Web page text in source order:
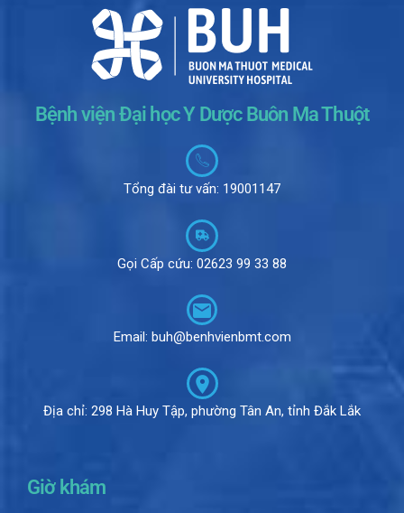
Bệnh viện Đại học Y Dược Buôn Ma Thuột
Tổng đài tư vấn: 19001147
Gọi Cấp cứu: 02623 99 33 88
Email: buh@benhvienbmt.com
Địa chỉ: 298 Hà Huy Tập, phường Tân An, tỉnh Đắk Lắk
Giờ khám